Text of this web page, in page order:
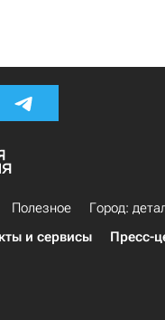
Полезное
Город:
и сервисы Пресс-